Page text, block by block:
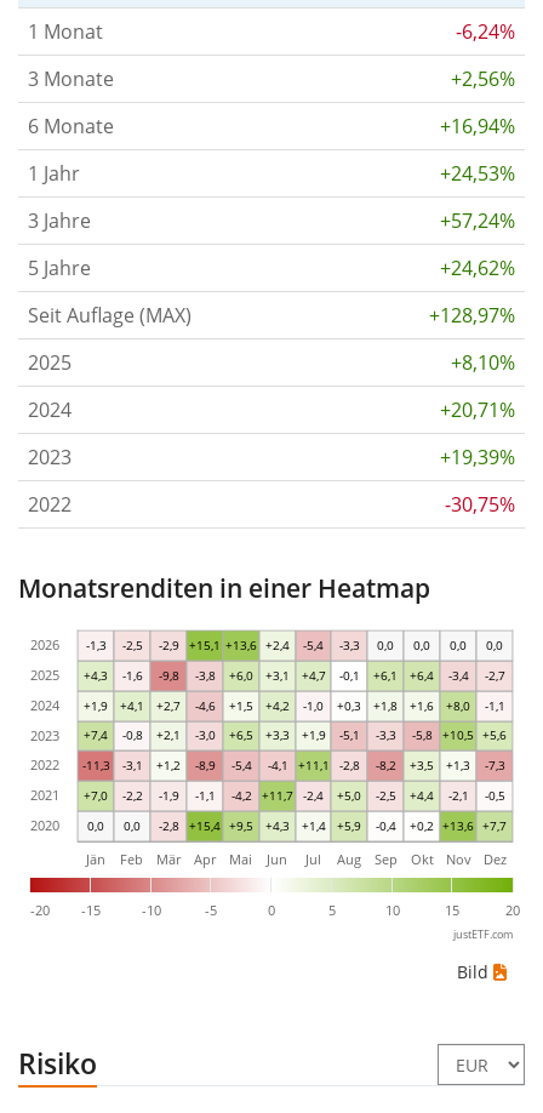
1 Monat
-6,24%
3 Monate
+2,56%
6 Monate
+16,94%
1 Jahr
+24,53%
3 Jahre
+57,24%
5 Jahre
+24,62%
Seit Auflage (MAX)
+128,97%
2025
+8,10%
2024
+20,71%
2023
+19,39%
2022
-30,75%
Monatsrenditen in einer Heatmap
0,0 0,0 -2,8 +15,4 +9,5 +4,3 +1,4 +5,9 -0,4 +0,2 +13,6 +7,7
+7,0 -2,2 -1,9 -1,1 -4,2 +11,7 -2,4 +5,0 -2,5 +4,4 -2,1 -0,5
-11,3 -3,1 +1,2 -8,9 -5,4 -4,1 +11,1 -2,8 -8,2 +3,5 +1,3 -7,3
+7,4 -0,8 +2,1 -3,0 +6,5 +3,3 +1,9 -5,1 -3,3 -5,8 +10,5 +5,6
+1,9 +4,1 +2,7 -4,6 +1,5 +4,2 -1,0 +0,3 +1,8 +1,6 +8,0 -1,1
+4,3 -1,6 -9,8 -3,8 +6,0 +3,1 +4,7 -0,1 +6,1 +6,4 -3,4 -2,7
-1,3 -2,5 -2,9 +15,1 +13,6 +2,4 -5,4 -3,3 0,0 0,0 0,0 0,0
-20 -15 -10 -5 0 5 10 15 20
Jän Feb Mär Apr Mai Jun Jul Aug Sep Okt Nov Dez
2020
2021
2022
2023
2024
2025
2026
justETF.com
Bild
Risiko